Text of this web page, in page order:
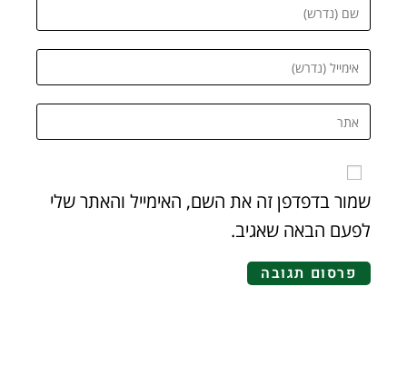
שמור בדפדפן זה את השם, האימייל והאתר שלי
לפעם הבאה שאגיב.